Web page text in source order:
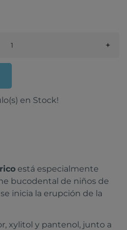
+
en Stock!
está especialmente
bucodental de niños de
inicia la erupción de la
xylitol y pantenol, junto a